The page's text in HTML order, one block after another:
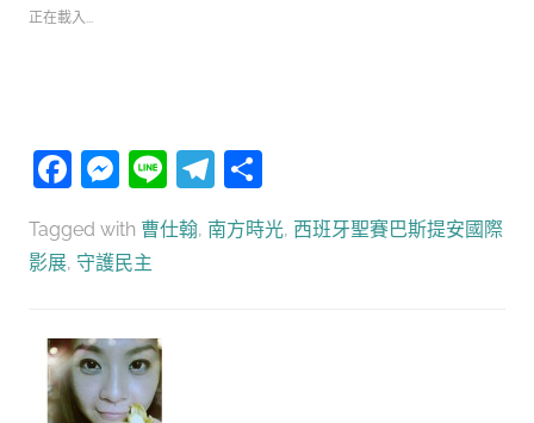
正在載入...
Facebook
Messenger
LineTelegram
Tagged with 曹仕翰, 南方時光, 西班牙聖賽巴斯提安國際
影展, 守護民主